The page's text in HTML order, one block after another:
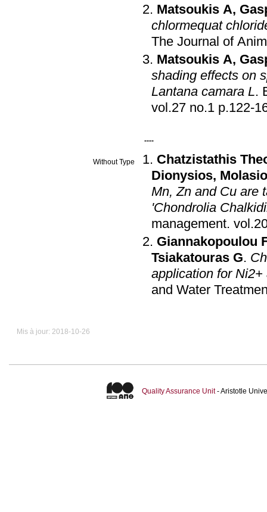
Matsoukis A,
chlormequat
The Journal of
Matsoukis A,
shading effects on
Lantana camara L.
vol.27 no.1 p.122-
----
Without Type
Chatzistathis
Dionysios,
Mn, Zn and Cu are
'Chondrolia
management.
Giannakopoulou
Tsiakatouras G.
application for
and Water
Mis à jour: 2018-10-26
Quality Assurance Unit- Aristotle